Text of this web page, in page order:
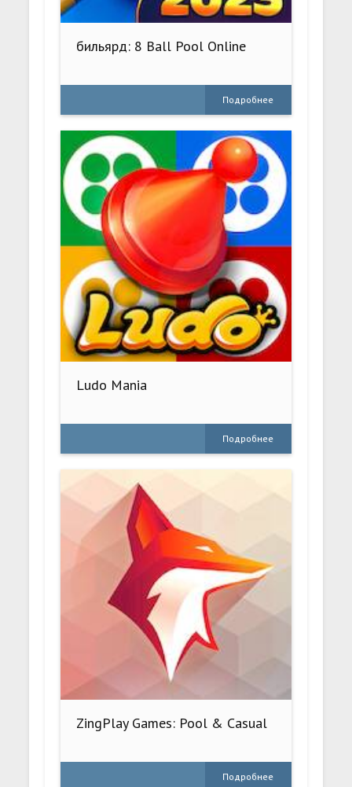
бильярд: 8 Ball Pool Online
Подробнее
Ludo Mania
Подробнее
ZingPlay Games: Pool & Casual
Подробнее